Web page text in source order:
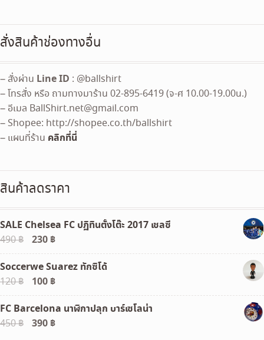
สั่งสินค้าช่องทางอื่น
– สั่งผ่าน Line ID : @ballshirt
– โทรสั่ง หรือ ถามทางมาร้าน 02-895-6419 (จ-ศ 10.00-19.00น.)
– อีเมล BallShirt.net@gmail.com
– Shopee: http://shopee.co.th/ballshirt
– แผนที่ร้าน คลิกที่นี่
สินค้าลดราคา
SALE Chelsea FC ปฏิทินตั้งโต๊ะ 2017 เชลซี
490฿
Original
price
was:
490 ฿.
230 ฿Current
price
is:
230 ฿.
Soccerwe Suarez ทักซิโด้
120฿
Original
price
was:
120 ฿.
100 ฿Current
price
is:
100 ฿.
FC Barcelona นาฬิกาปลุก บาร์เซโลน่า
450฿
Original
390 ฿Current